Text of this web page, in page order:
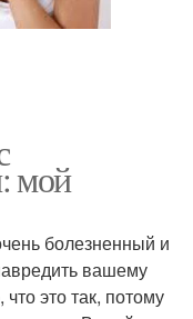
мой
болезненный и
вашему
это так, потому